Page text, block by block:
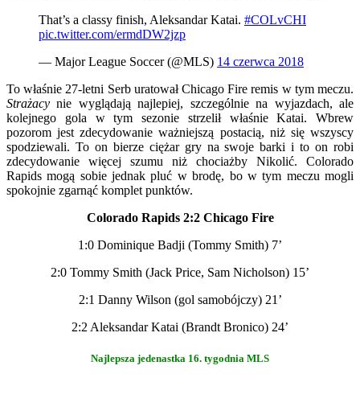
That’s a classy finish, Aleksandar Katai. #COLvCHI
pic.twitter.com/ermdDW2jzp
— Major League Soccer (@MLS) 14 czerwca 2018
To właśnie 27-letni Serb uratował Chicago Fire remis w tym meczu.
Strażacy nie wyglądają najlepiej, szczególnie na wyjazdach, ale
kolejnego gola w tym sezonie strzelił właśnie Katai. Wbrew
pozorom jest zdecydowanie ważniejszą postacią, niż się wszyscy
spodziewali. To on bierze ciężar gry na swoje barki i to on robi
zdecydowanie więcej szumu niż chociażby Nikolić. Colorado
Rapids mogą sobie jednak pluć w brodę, bo w tym meczu mogli
spokojnie zgarnąć komplet punktów.
Colorado Rapids 2:2 Chicago Fire
1:0 Dominique Badji (Tommy Smith) 7’
2:0 Tommy Smith (Jack Price, Sam Nicholson) 15’
2:1 Danny Wilson (gol samobójczy) 21’
2:2 Aleksandar Katai (Brandt Bronico) 24’
Najlepsza jedenastka 16. tygodnia MLS